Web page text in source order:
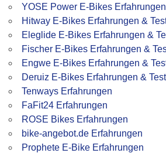
YOSE Power E-Bikes
Hitway E-Bikes Erfahrungen &
Eleglide E-Bikes Erfahrungen &
Fischer E-Bikes Erfahrungen &
Engwe E-Bikes Erfahrungen &
Deruiz E-Bikes Erfahrungen & Test
Tenways Erfahrungen
FaFit24 Erfahrungen
ROSE Bikes Erfahrungen
bike-angebot.de Erfahrungen
Prophete E-Bike Erfahrungen